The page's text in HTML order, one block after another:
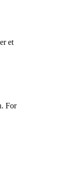
et
For